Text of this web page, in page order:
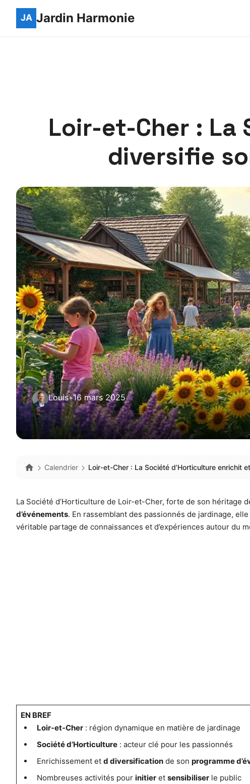
Jardin Harmonie
Loir-et-Cher :
diversifie
Louis•16 mars 2025
Calendrier Loir-et-Cher : La Société d’Horticulture enrichit
La Société d’Horticulture de Loir-et-Cher, forte de son héritage
d’événements. En rassemblant des passionnés de jardinage,
véritable partage de connaissances et d’expériences autour du
EN BREF
Loir-et-Cher: région dynamique en matière de jardinage
Société d’Horticulture: acteur clé pour les passionnés
Enrichissement et d diversificationde son programme
Nombreuses activités pour initieret sensibiliserle public